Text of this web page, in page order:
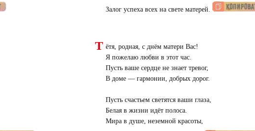
Залог успеха всех на свете матерей.
Т ётя, родная, с днём матери Вас!
Я пожелаю любви в этот час.
Пусть ваше сердце не знает тревог,
В доме — гармонии, добрых дорог.
Пусть счастьем светятся ваши глаза,
Белая в жизни идёт полоса.
Мира в душе, неземной красоты,